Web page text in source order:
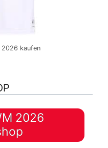
2026 kaufen
2026